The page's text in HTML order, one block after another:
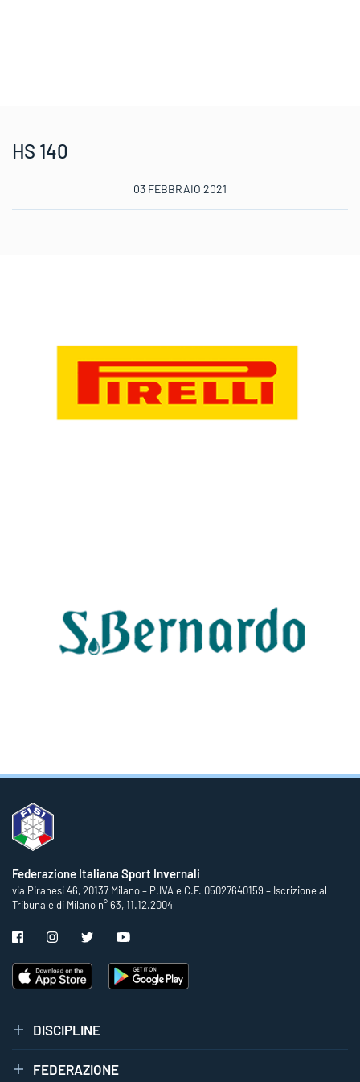
HS 140
03 FEBBRAIO 2021
Federazione Italiana Sport Invernali
via Piranesi 46, 20137 Milano – P.IVA e C.F. 05027640159 – Iscrizione al
Tribunale di Milano n° 63, 11.12.2004
DISCIPLINE
FEDERAZIONE